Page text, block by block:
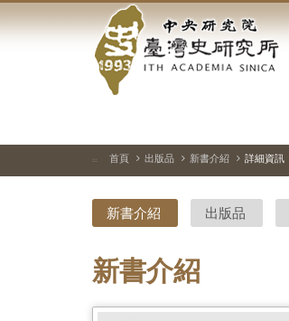
到
中
央
研
院-
臺
灣
史
研
::: 首頁 出版品 新書介紹 詳細資訊
新書介紹 出版品
新書介紹